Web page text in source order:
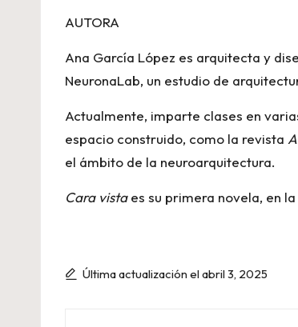
AUTORA
Ana García López es arquitecta y
NeuronaLab, un estudio de
Actualmente, imparte clases en
espacio construido, como la revista
el ámbito de la neuroarquitectura.
Cara vistaes su primera novela, en
Última actualización el abril 3, 2025